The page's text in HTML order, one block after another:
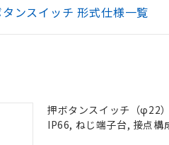
ンスイッチ 形式仕様一覧
押ボタンスイッチ（φ22
IP66, ねじ端子台, 接点構